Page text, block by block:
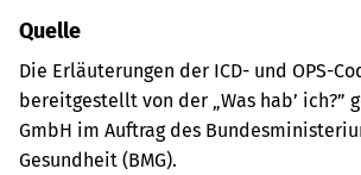
Quelle
Die Erläuterungen der ICD- und OPS-
bereitgestellt von der „Was hab’ ich?”
GmbH im Auftrag des
Gesundheit (BMG).